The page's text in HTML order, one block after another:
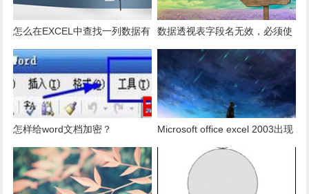
怎么在EXCEL中查找一列数据有
多少是重复的？
数据透视表字段名无效，必须使
用组合为带有标志列列表的数
据。
怎样给word文档加密？
Microsoft office excel 2003出现
发送错误报告怎么办？